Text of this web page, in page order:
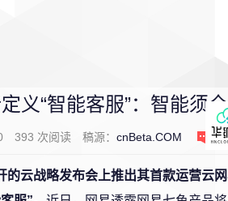
义“智能客服”：智能须
393 次阅读 稿源： cnBeta.COM 0
的云战略发布会上推出其首款运营云